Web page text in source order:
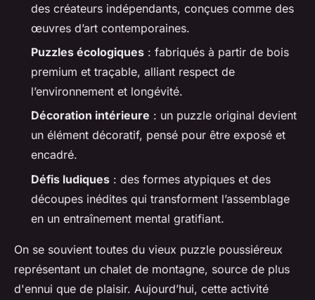
des créateurs indépendants, conçues comme des
œuvres d’art contemporaines.
Puzzles écologiques : fabriqués à partir de bois
premium et traçable, alliant respect de
l’environnement et longévité.
Décoration intérieure : un puzzle original devient
un élément décoratif, pensé pour être exposé et
encadré.
Défis ludiques : des formes atypiques et des
découpes inédites qui transforment l’assemblage
en un entraînement mental gratifiant.
On se souvient toutes du vieux puzzle poussiéreux
représentant un chalet de montagne, source de plus
d'ennui que de plaisir. Aujourd’hui, cette activité